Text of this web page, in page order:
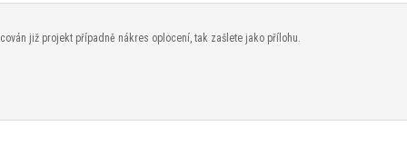
již projekt případně nákres oplocení, tak zašlete jako přílohu.